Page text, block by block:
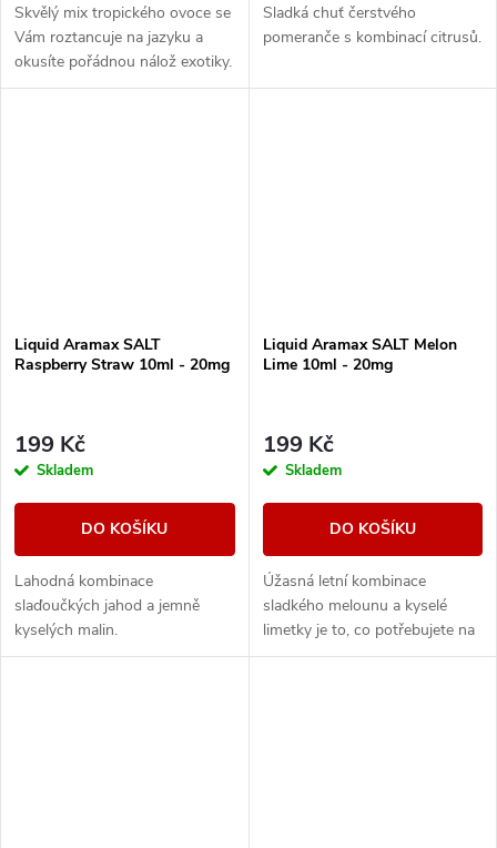
Skvělý mix tropického ovoce se
Vám roztancuje na jazyku a
okusíte pořádnou nálož exotiky.
Sladká chuť čerstvého
pomeranče s kombinací citrusů.
Liquid Aramax SALT
Raspberry Straw 10ml - 20mg
199 Kč
Skladem
DO KOŠÍKU
Lahodná kombinace
slaďoučkých jahod a jemně
kyselých malin.
Liquid Aramax SALT Melon
Lime 10ml - 20mg
199 Kč
Skladem
DO KOŠÍKU
Úžasná letní kombinace
sladkého melounu a kyselé
limetky je to, co potřebujete na
parné letní dny.